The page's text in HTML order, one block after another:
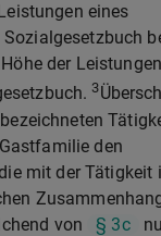
eines
der
3
den
mit der Tätigkeit
von
§ 3c